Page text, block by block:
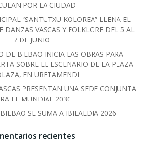
POR LA CIUDAD
“SANTUTXU KOLOREA” LLENA EL
DANZAS VASCAS Y FOLKLORE DEL 5 AL
7 DE JUNIO
DE BILBAO INICIA LAS OBRAS PARA
SOBRE EL ESCENARIO DE LA PLAZA
EN URETAMENDI
PRESENTAN UNA SEDE CONJUNTA
EL MUNDIAL 2030
SE SUMA A IBILALDIA 2026
recientes